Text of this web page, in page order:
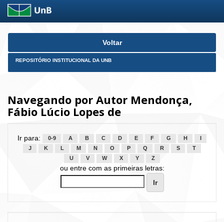
Skip
Voltar
REPOSITÓRIO INSTITUCIONAL DA UNB
Navegando por Autor Mendonça,
Fábio Lúcio Lopes de
Ir para: 0-9 A B C D E F G H
J
K L M N O P Q R S
T
U
V W X Y Z
ou entre com as primeiras letras: